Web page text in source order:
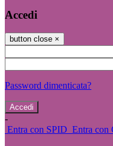
Accedi
button close ×
Password dimenticata?
-
Entra con SPID Entra con